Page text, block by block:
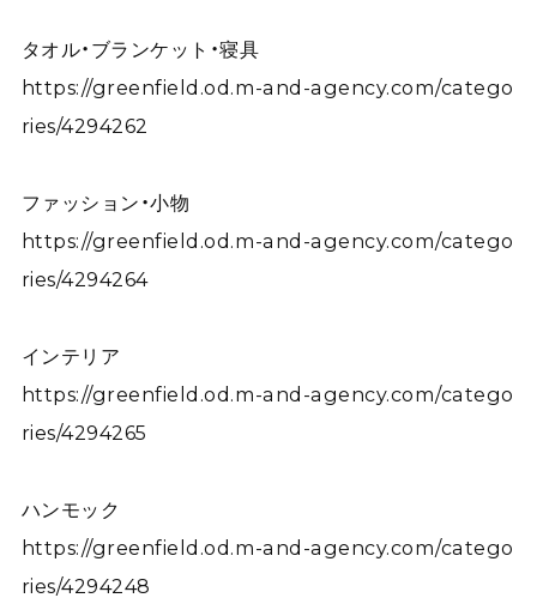
タオル・ブランケット・寝具
https://greenfield.od.m-and-agency.com/catego
ries/4294262
ファッション・小物
https://greenfield.od.m-and-agency.com/catego
ries/4294264
インテリア
https://greenfield.od.m-and-agency.com/catego
ries/4294265
ハンモック
https://greenfield.od.m-and-agency.com/catego
ries/4294248